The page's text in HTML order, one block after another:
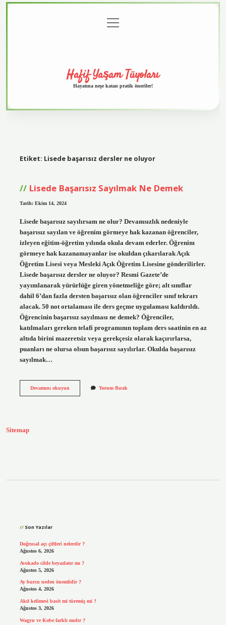
menüyü
aç
Hafif Yaşam Tüyoları
Hayatına neşe katan pratik öneriler!
Etiket: Lisede başarısız dersler ne oluyor
Lisede Başarısız Sayılmak Ne Demek
Tarih: Ekim 14, 2024
Lisede başarısız sayılırsam ne olur? Devamsızlık nedeniyle
başarısız sayılan ve öğrenim görmeye hak kazanan öğrenciler,
izleyen eğitim-öğretim yılında okula devam ederler. Öğrenim
görmeye hak kazanamayanlar ise okuldan çıkarılarak Açık
Öğretim Lisesi veya Mesleki Açık Öğretim Lisesine gönderilirler.
Lisede başarısız dersler ne oluyor? Resmi Gazete’de
yayımlanarak yürürlüğe giren yönetmeliğe göre; alt sınıflar
dahil 6’dan fazla dersten başarısız olan öğrenciler sınıf tekrarı
alacak. 50 not ortalaması ile ders geçme uygulaması kaldırıldı.
Öğrencinin başarısız sayılması ne demek? Öğrenciler,
katılmaları gereken telafi programının toplam ders saatinin en az
altıda birini mazeretsiz veya gerekçesiz olarak kaçırırlarsa,
puanları ne olursa olsun başarısız sayılırlar. Okulda başarısız
sayılmak…
Devamını okuyunLisede
Yorum Bırak
Sitemap
Son Yazılar
Doğrusal açı çiftleri nelerdir ?
Ağustos 6, 2026
Avokado cilde beyazlatır mı ?
Ağustos 5, 2026
Ay burcu neden önemlidir ?
Ağustos 4, 2026
Akıl kelimesi basit mi türemiş mi ?
Ağustos 3, 2026
Wagyu ve Kobe farklı mıdır ?